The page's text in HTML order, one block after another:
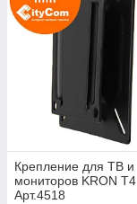
Крепление для ТВ и
мониторов KRON T4
Арт.4518